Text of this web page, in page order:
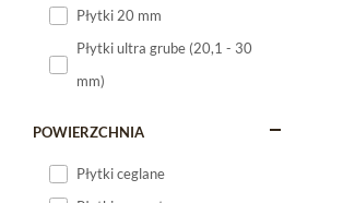
Płytki małe
Płytki 20 mm
Płytki ultra grube (20,1 - 30
mm)
POWIERZCHNIA
Płytki ceglane